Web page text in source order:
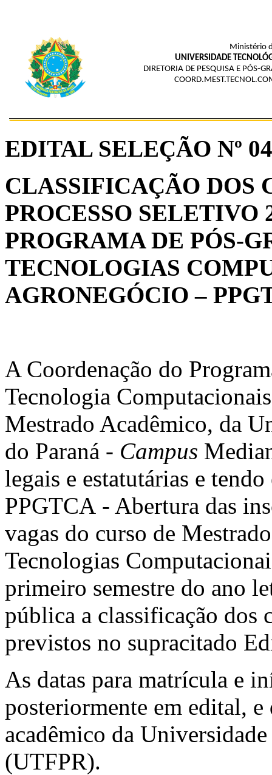
Ministério
UNIVERSIDADE
DIRETORIA DE PESQUISA E PÓS-
EDITAL SELEÇÃO Nº
CLASSIFICAÇÃO DOS
PROCESSO SELETIVO
PROGRAMA DE PÓS-
TECNOLOGIAS
AGRONEGÓCIO –
A Coordenação do
Tecnologia
Mestrado Acadêmico, da
do Paraná - Campus
legais e estatutárias e
PPGTCA - Abertura das
vagas do curso de
Tecnologias
primeiro semestre do ano
pública a classificação dos
previstos no supracitado
As datas para matrícula e
posteriormente em edital,
acadêmico da
(UTFPR).